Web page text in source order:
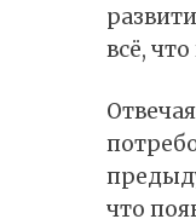
всё,
что